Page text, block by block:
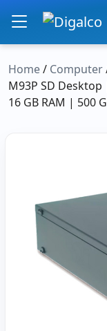
Navigazione
Home/ Computer
M93P SD
16 GB RAM | 500